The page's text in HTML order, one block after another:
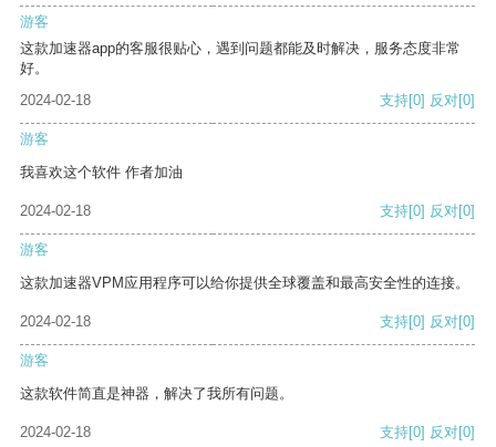
游客
这款加速器app的客服很贴心，遇到问题都能及时解决，服务态度非常
好。
2024-02-18
支持[0] 反对[0]
游客
我喜欢这个软件 作者加油
2024-02-18 支持[0] 反对[0]
游客
这款加速器VPM应用程序可以给你提供全球覆盖和最高安全性的连接。
2024-02-18 支持[0] 反对[0]
游客
这款软件简直是神器，解决了我所有问题。
2024-02-18 支持[0] 反对[0]